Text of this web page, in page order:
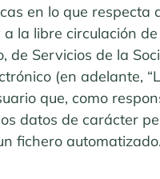
en lo que respecta
la libre circulación
de Servicios de la
(en adelante,
que, como
datos de carácter
fichero automatizado.